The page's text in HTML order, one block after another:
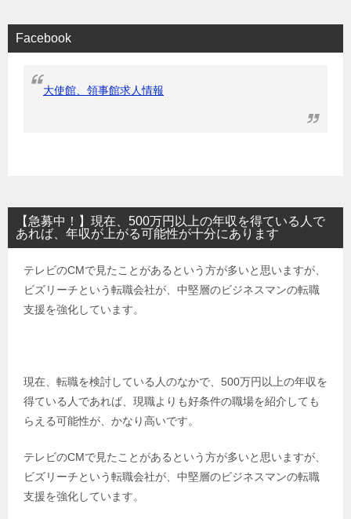
Facebook
大使館、領事館求人情報
【急募中！】現在、500万円以上の年収を得ている人で
あれば、年収が上がる可能性が十分にあります
テレビのCMで見たことがあるという方が多いと思いますが、
ビズリーチという転職会社が、中堅層のビジネスマンの転職
支援を強化しています。
現在、転職を検討している人のなかで、500万円以上の年収を
得ている人であれば、現職よりも好条件の職場を紹介しても
らえる可能性が、かなり高いです。
テレビのCMで見たことがあるという方が多いと思いますが、
ビズリーチという転職会社が、中堅層のビジネスマンの転職
支援を強化しています。